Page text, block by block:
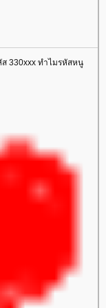
330xxx ทำไมรหัสหนู